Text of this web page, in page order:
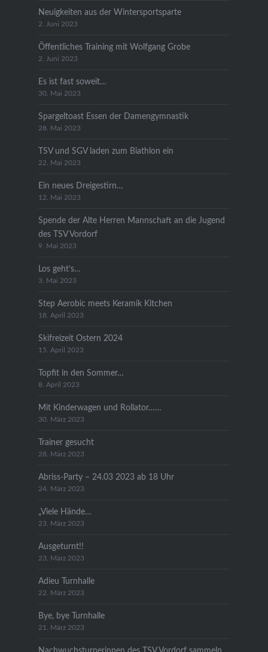
Neuigkeiten aus der Wintersportsparte
2. Juni 2023
Öffentliches Training mit Wolfgang Grobe
2. Juni 2023
Es ist fast soweit…
30. Mai 2023
Spargeltoast Essen der Damengymnastik
28. Mai 2023
TSV und SGV laden zum Biathlon ein
22. Mai 2023
Ein neues Dreigestirn…
12. Mai 2023
Spende der Alte Herren Mannschaft an die Jugend
des TSV Vordorf
9. Mai 2023
Los geht’s…
3. Mai 2023
Step Aerobic meets Keramik Kitchen
18. April 2023
Skifreizeit Ostern 2024
15. April 2023
Topfit in den Sommer…
8. April 2023
Mit Kinderwagen und Rollator……
30. März 2023
Trainer gesucht
28. März 2023
Abriss-Party – 24.03 2023 ab 18 Uhr
24. März 2023
„Viele Hände…
23. März 2023
Ausgeturnt!!
23. März 2023
Adieu Turnhalle
22. März 2023
Bye, bye Turnhalle
21. März 2023